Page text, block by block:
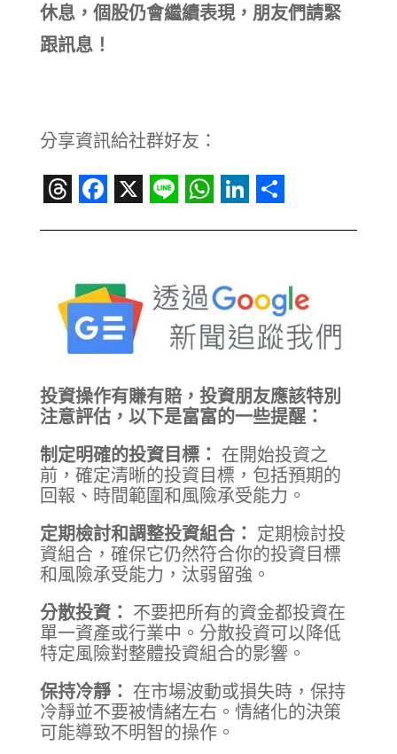
休息，個股仍會繼續表現，朋友們請緊
跟訊息！
分享資訊給社群好友：
投資操作有賺有賠，投資朋友應該特別
注意評估，以下是富富的一些提醒：
制定明確的投資目標： 在開始投資之
前，確定清晰的投資目標，包括預期的
回報、時間範圍和風險承受能力。
定期檢討和調整投資組合： 定期檢討投
資組合，確保它仍然符合你的投資目標
和風險承受能力，汰弱留強。
分散投資： 不要把所有的資金都投資在
單一資產或行業中。分散投資可以降低
特定風險對整體投資組合的影響。
保持冷靜： 在市場波動或損失時，保持
冷靜並不要被情緒左右。情緒化的決策
可能導致不明智的操作。